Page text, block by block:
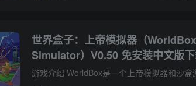
世界盒子：上帝模拟器（
Simulator）V0.50 免安装中文版
安卓V0.22.21